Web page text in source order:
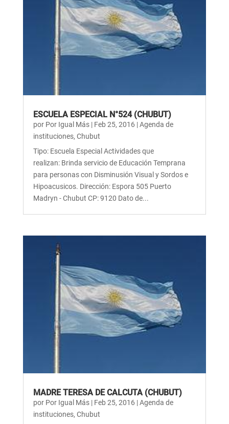
ESCUELA ESPECIAL N°524 (CHUBUT)
por Por Igual Más| Feb 25, 2016 |Agenda de
instituciones, Chubut
Tipo: Escuela Especial Actividades que
realizan: Brinda servicio de Educación Temprana
para personas con Disminusión Visual y Sordos e
Hipoacusicos. Dirección: Espora 505 Puerto
Madryn - Chubut CP: 9120 Dato de...
MADRE TERESA DE CALCUTA (CHUBUT)
por Por Igual Más| Feb 25, 2016 |Agenda de
instituciones, Chubut